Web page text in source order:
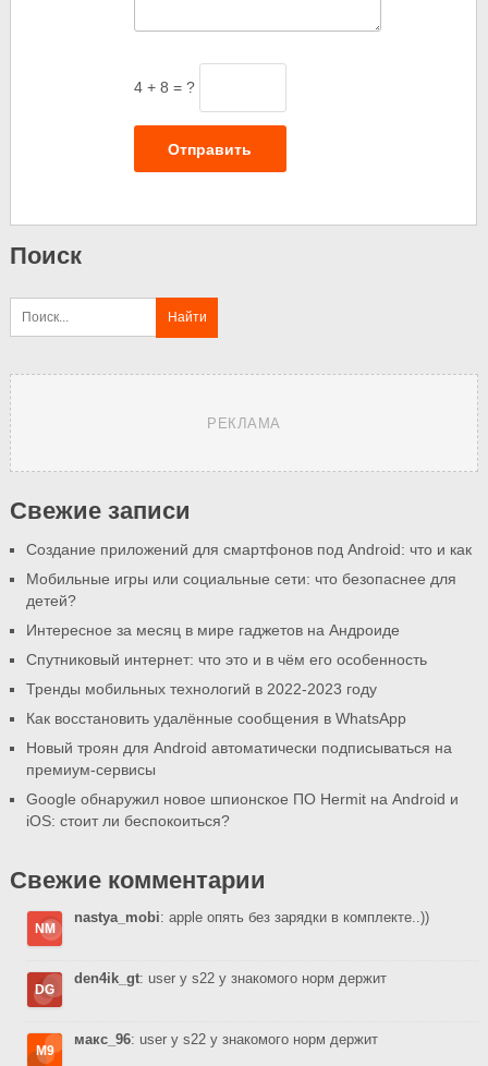
4 + 8 = ?
Отправить
Поиск
РЕКЛАМА
Свежие записи
Создание приложений для смартфонов под Android: что и как
Мобильные игры или социальные сети: что безопаснее для
детей?
Интересное за месяц в мире гаджетов на Андроиде
Спутниковый интернет: что это и в чём его особенность
Тренды мобильных технологий в 2022-2023 году
Как восстановить удалённые сообщения в WhatsApp
Новый троян для Android автоматически подписываться на
премиум-сервисы
Google обнаружил новое шпионское ПО Hermit на Android и
iOS: стоит ли беспокоиться?
Свежие комментарии
nastya_mobi: apple опять без зарядки в комплекте..))
den4ik_gt: user у s22 у знакомого норм держит
макс_96: user у s22 у знакомого норм держит